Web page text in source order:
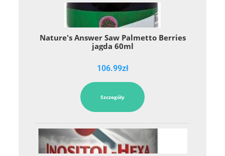
Nature's Answer Saw Palmetto Berries
jagda 60ml
106.99zł
Szczegóły